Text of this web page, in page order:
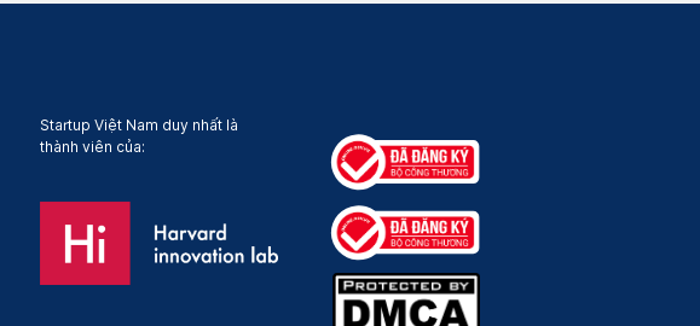
Startup Việt Nam duy nhất là
thành viên của: